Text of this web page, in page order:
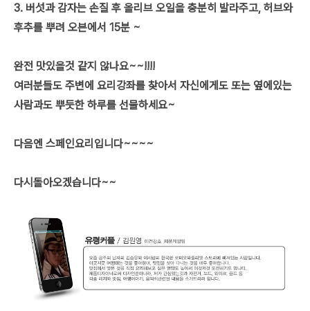
3. 버섯과 감자는 손질 후 올리브 오일을 충분히 발라주고, 허브와
후추를 뿌려 오븐에서 15분 ~
완전 맛있을것 같지 않나요~~!!!!
여러분들도 주변에 요리강좌를 찾아서 자신에게도 또는 옆에있는
사람과도 뿌듯한 하루를 선물하세요~
다음엔 스페인요리입니다~~~~
다시돌아오겠습니다~~